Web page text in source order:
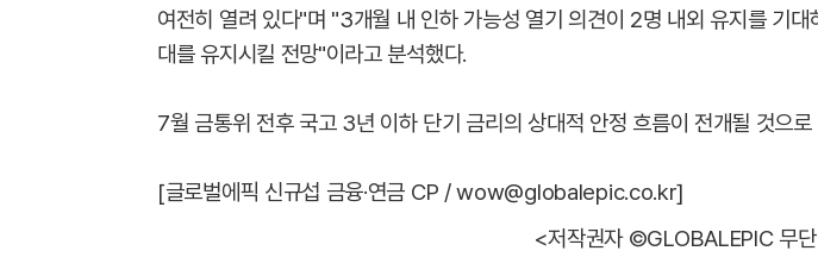
여전히 열려 있다"며 "3개월 내 인하 가능성 열기 의견이 2명 내외 유지를 기대
대를 유지시킬 전망"이라고 분석했다.
7월 금통위 전후 국고 3년 이하 단기 금리의 상대적 안정 흐름이 전개될 것으
[글로벌에픽 신규섭 금융·연금 CP / wow@globalepic.co.kr]
<저작권자 ©GLOBALEPIC 무